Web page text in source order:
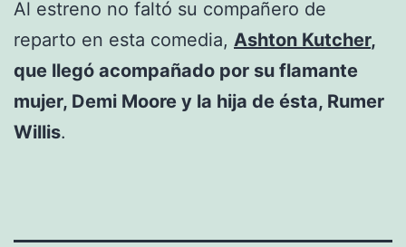
Al estreno no faltó su compañero de
reparto en esta comedia, Ashton Kutcher,
que llegó acompañado por su flamante
mujer, Demi Moore y la hija de ésta, Rumer
Willis.